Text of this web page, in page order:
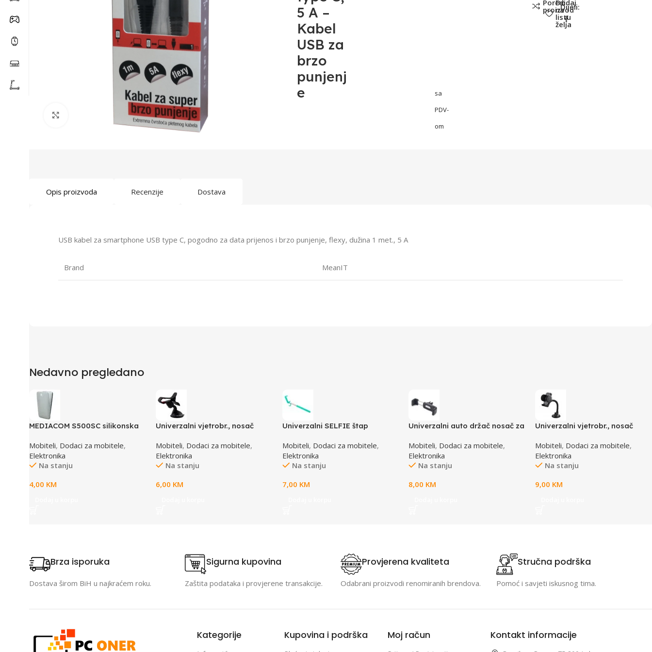
5 A –
Kabel
USB za
brzo
punjenj
e
sa
PDV-
om
Poredi
proizvod
Dodaj
na
listu
želja
Dijeli:
Opis proizvoda Recenzije Dostava
USB kabel za smartphone USB type C, pogodno za data prijenos i brzo punjenje, flexy, dužina 1 met., 5 A
Brand MeanIT
Nedavno pregledano
MEDIACOM S500SC silikonska
S500
Mobiteli, Dodaci za mobitele,
Elektronika
Na stanju
4,00 KM
Univerzalni vjetrobr., nosač
CROCODILE, mob/nav/GPS do
6,5”, vakum, EMH103
Mobiteli, Dodaci za mobitele,
Elektronika
Na stanju
6,00 KM
Univerzalni SELFIE štap
EMM119B
Mobiteli, Dodaci za mobitele,
Elektronika
Na stanju
7,00 KM
Univerzalni auto držač nosač za
montiranje na ventilacioni otvor
u autu
Mobiteli, Dodaci za mobitele,
Elektronika
Na stanju
8,00 KM
Univerzalni vjetrobr., nosač
KOALA, mob/nav/GPS, 39-
110mm, vakum, EMH105
Mobiteli, Dodaci za mobitele,
Elektronika
Na stanju
9,00 KM
Brza isporuka
Dostava širom BiH u najkraćem roku.
Sigurna kupovina
Zaštita podataka i provjerene transakcije.
Provjerena kvaliteta
Odabrani proizvodi renomiranih brendova.
Stručna podrška
Pomoć i savjeti iskusnog tima.
Kategorije Kupovina i podrška Moj račun Kontakt informacije